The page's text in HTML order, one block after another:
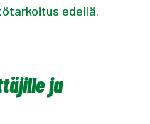
edellä.
ja